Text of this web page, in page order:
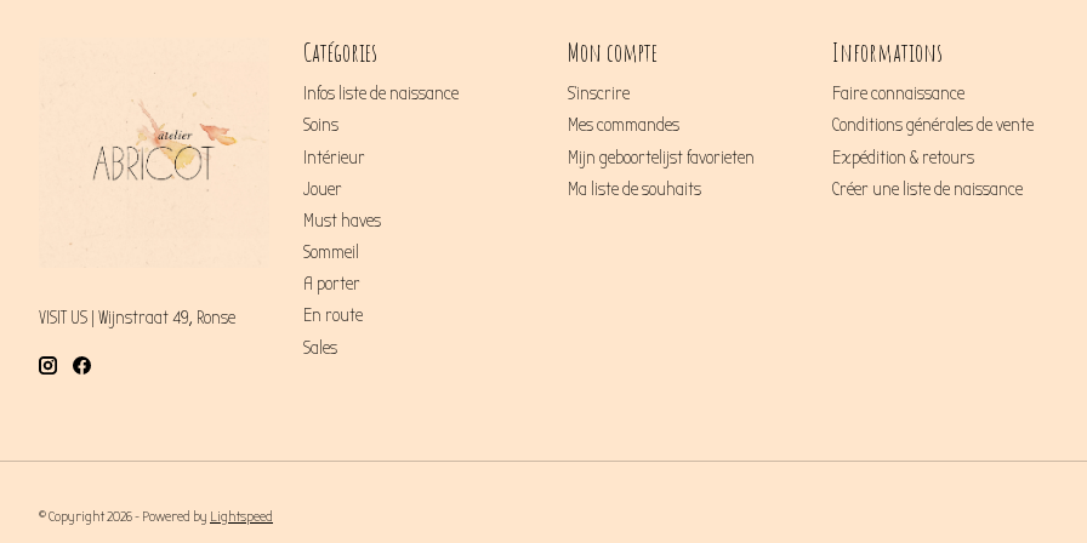
VISIT US | Wijnstraat 49, Ronse
Catégories
Infos liste de naissance
Soins
Intérieur
Jouer
Must haves
Sommeil
A porter
En route
Sales
Mon compte
S'inscrire
Mes commandes
Mijn geboortelijst favorieten
Ma liste de souhaits
Informations
Faire connaissance
Conditions générales de vente
Expédition & retours
Créer une liste de naissance
© Copyright 2026 - Powered by Lightspeed